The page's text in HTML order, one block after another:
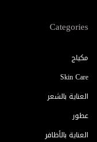
Categories
مكياج
Skin Care
العناية بالشعر
عطور
العناية بالأظافر